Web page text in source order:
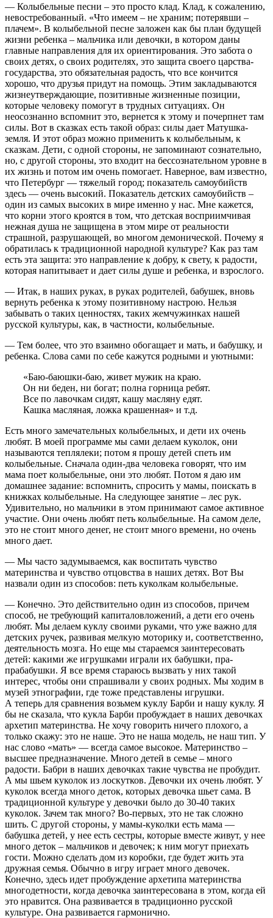
— Колыбельные песни – это просто клад. Клад, к сожалению,
невостребованный. «Что имеем – не храним; потерявши –
плачем». В колыбельной песне заложен как бы план будущей
жизни ребенка – мальчика или девочки, в котором даны
главные направления для их ориентирования. Это забота о
своих детях, о своих родителях, это защита своего царства-
государства, это обязательная радость, что все кончится
хорошо, что друзья придут на помощь. Этим закладываются
жизнеутверждающие, позитивные жизненные позиции,
которые человеку помогут в трудных ситуациях. Он
неосознанно вспомнит это, вернется к этому и почерпнет там
силы. Вот в сказках есть такой образ: силы дает Матушка-
земля. И этот образ можно применить к колыбельным, к
сказкам. Дети, с одной стороны, не запоминают сознательно,
но, с другой стороны, это входит на бессознательном уровне в
их жизнь и потом им очень помогает. Наверное, вам известно,
что Петербург — тяжелый город; показатель самоубийств
здесь — очень высокий. Показатель детских самоубийств –
один из самых высоких в мире именно у нас. Мне кажется,
что корни этого кроятся в том, что детская восприимчивая
нежная душа не защищена в этом мире от реальности
страшной, разрушающей, во многом демонической. Почему я
обратилась к традиционной народной культуре? Как раз там
есть эта защита: это направление к добру, к свету, к радости,
которая напитывает и дает силы душе и ребенка, и взрослого.
— Итак, в наших руках, в руках родителей, бабушек, вновь
вернуть ребенка к этому позитивному настрою. Нельзя
забывать о таких ценностях, таких жемчужинках нашей
русской культуры, как, в частности, колыбельные.
— Тем более, что это взаимно обогащает и мать, и бабушку, и
ребенка. Слова сами по себе кажутся родными и уютными:
«Баю-баюшки-баю, живет мужик на краю.
Он ни беден, ни богат; полна горница ребят.
Все по лавочкам сидят, кашу масляну едят.
Кашка масляная, ложка крашенная» и т.д.
Есть много замечательных колыбельных, и дети их очень
любят. В моей программе мы сами делаем куколок, они
называются теплялеки; потом я прошу детей спеть им
колыбельные. Сначала один-два человека говорят, что им
мама поет колыбельные, они это любят. Потом я даю им
домашнее задание: вспомнить, спросить у мамы, поискать в
книжках колыбельные. На следующее занятие – лес рук.
Удивительно, но мальчики в этом принимают самое активное
участие. Они очень любят петь колыбельные. На самом деле,
это не стоит много денег, не стоит много времени, но очень
много дает.
— Мы часто задумываемся, как воспитать чувство
материнства и чувство отцовства в наших детях. Вот Вы
назвали один из способов: петь куколкам колыбельные.
— Конечно. Это действительно один из способов, причем
способ, не требующий капиталовложений, а дети его очень
любят. Мы делаем куклу своими руками, что уже важно для
детских ручек, развивая мелкую моторику и, соответственно,
деятельность мозга. Но еще мы стараемся заинтересовать
детей: какими же игрушками играли их бабушки, пра-
прабабушки. Я все время стараюсь вызвать у них такой
интерес, чтобы они спрашивали у своих родных. Мы ходим в
музей этнографии, где тоже представлены игрушки.
А теперь для сравнения возьмем куклу Барби и нашу куклу. Я
бы не сказала, что кукла Барби пробуждает в наших девочках
архетип материнства. Не хочу говорить ничего плохого, а
только скажу: это не наше. Это не наша модель, не наш тип. У
нас слово «мать» — всегда самое высокое. Материнство –
высшее предназначение. Много детей в семье – много
радости. Бабри в наших девочках такие чувства не пробудит.
А мы шьем куколок из лоскутков. Девочки их очень любят. У
куколок всегда много деток, которых девочка шьет сама. В
традиционной культуре у девочки было до 30-40 таких
куколок. Зачем так много? Во-первых, это не так сложно
шить. С другой стороны, у мамы-куколки есть мама —
бабушка детей, у нее есть сестры, которые вместе живут, у нее
много деток – мальчиков и девочек; к ним могут приехать
гости. Можно сделать дом из коробки, где будет жить эта
дружная семья. Обычно в игру играет много девочек.
Конечно, здесь идет пробуждение архетипа материнства
многодетности, когда девочка заинтересована в этом, когда ей
это нравится. Она развивается в традиционно русской
культуре. Она развивается гармонично.